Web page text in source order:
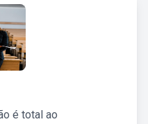
é total ao